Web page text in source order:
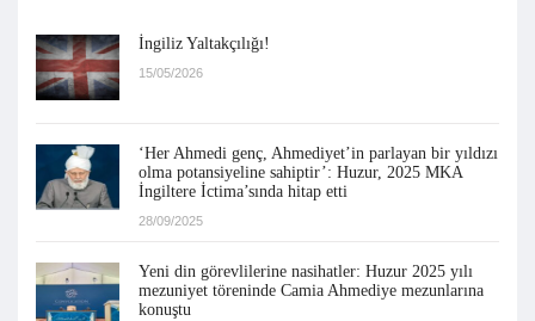
İngiliz Yaltakçılığı!
15/05/2026
‘Her Ahmedi genç, Ahmediyet’in parlayan bir yıldızı
olma potansiyeline sahiptir’: Huzur, 2025 MKA
İngiltere İctima’sında hitap etti
28/09/2025
Yeni din görevlilerine nasihatler: Huzur 2025 yılı
mezuniyet töreninde Camia Ahmediye mezunlarına
konuştu